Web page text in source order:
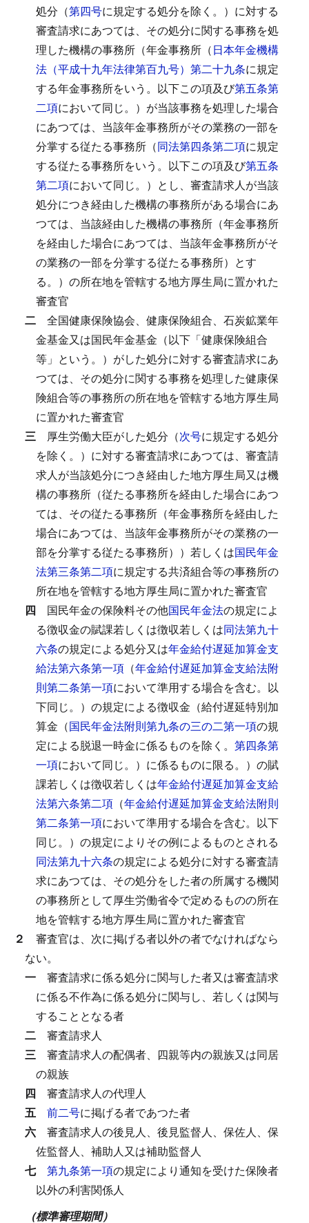
処分（第四号に規定する処分を除く。）に対する
審査請求にあつては、その処分に関する事務を処
理した機構の事務所（年金事務所（日本年金機構
法（平成十九年法律第百九号）第二十九条に規定
する年金事務所をいう。以下この項及び第五条第
二項において同じ。）が当該事務を処理した場合
にあつては、当該年金事務所がその業務の一部を
分掌する従たる事務所（同法第四条第二項に規定
する従たる事務所をいう。以下この項及び第五条
第二項において同じ。）とし、審査請求人が当該
処分につき経由した機構の事務所がある場合にあ
つては、当該経由した機構の事務所（年金事務所
を経由した場合にあつては、当該年金事務所がそ
の業務の一部を分掌する従たる事務所）とす
る。）の所在地を管轄する地方厚生局に置かれた
審査官
二 全国健康保険協会、健康保険組合、石炭鉱業年
金基金又は国民年金基金（以下「健康保険組合
等」という。）がした処分に対する審査請求にあ
つては、その処分に関する事務を処理した健康保
険組合等の事務所の所在地を管轄する地方厚生局
に置かれた審査官
三 厚生労働大臣がした処分（次号に規定する処分
を除く。）に対する審査請求にあつては、審査請
求人が当該処分につき経由した地方厚生局又は機
構の事務所（従たる事務所を経由した場合にあつ
ては、その従たる事務所（年金事務所を経由した
場合にあつては、当該年金事務所がその業務の一
部を分掌する従たる事務所））若しくは国民年金
法第三条第二項に規定する共済組合等の事務所の
所在地を管轄する地方厚生局に置かれた審査官
四 国民年金の保険料その他国民年金法の規定によ
る徴収金の賦課若しくは徴収若しくは同法第九十
六条の規定による処分又は年金給付遅延加算金支
給法第六条第一項 （年金給付遅延加算金支給法附
則第二条第一項において準用する場合を含む。以
下同じ。）の規定による徴収金（給付遅延特別加
算金（国民年金法附則第九条の三の二第一項の規
定による脱退一時金に係るものを除く。 第四条第
一項において同じ。）に係るものに限る。）の賦
課若しくは徴収若しくは年金給付遅延加算金支給
法第六条第二項 （年金給付遅延加算金支給法附則
第二条第一項において準用する場合を含む。以下
同じ。）の規定によりその例によるものとされる
同法第九十六条の規定による処分に対する審査請
求にあつては、その処分をした者の所属する機関
の事務所として厚生労働省令で定めるものの所在
地を管轄する地方厚生局に置かれた審査官
２ 審査官は、次に掲げる者以外の者でなければなら
ない。
一 審査請求に係る処分に関与した者又は審査請求
に係る不作為に係る処分に関与し、若しくは関与
することとなる者
二 審査請求人
三 審査請求人の配偶者、四親等内の親族又は同居
の親族
四 審査請求人の代理人
五 前二号に掲げる者であつた者
六 審査請求人の後見人、後見監督人、保佐人、保
佐監督人、補助人又は補助監督人
七 第九条第一項の規定により通知を受けた保険者
以外の利害関係人
（標準審理期間）